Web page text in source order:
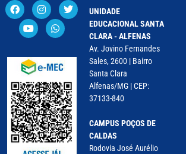
UNIDADE
EDUCACIONAL SANTA
CLARA - ALFENAS
Av. Jovino Fernandes
Sales, 2600 | Bairro
Santa Clara
Alfenas/MG | CEP:
37133-840
CAMPUS POÇOS DE
CALDAS
Rodovia José Aurélio